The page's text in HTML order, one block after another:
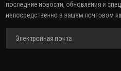
последние новости, обновления и
непосредственно в вашем почтовом